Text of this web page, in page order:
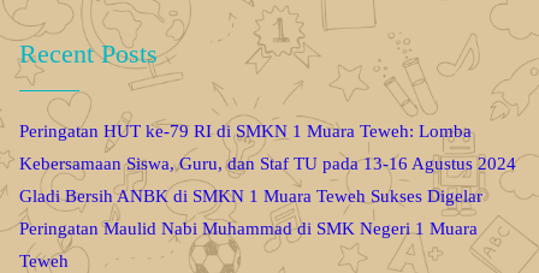
Recent Posts
Peringatan HUT ke-79 RI di SMKN 1 Muara Teweh: Lomba
Kebersamaan Siswa, Guru, dan Staf TU pada 13-16 Agustus 2024
Gladi Bersih ANBK di SMKN 1 Muara Teweh Sukses Digelar
Peringatan Maulid Nabi Muhammad di SMK Negeri 1 Muara
Teweh